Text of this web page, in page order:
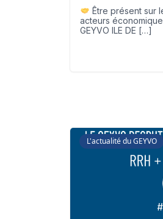
Être présent sur
acteurs
GEYVO ILE DE […]
L'actualité du GEYVO